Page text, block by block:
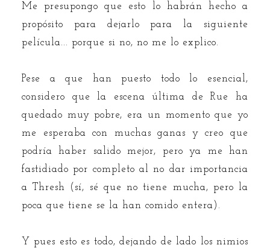
Me presupongo que esto lo habrán hecho a
propósito para dejarlo para la siguiente
película... porque si no, no me lo explico.
Pese a que han puesto todo lo esencial,
considero que la escena última de Rue ha
quedado muy pobre, era un momento que yo
me esperaba con muchas ganas y creo que
podría haber salido mejor, pero ya me han
fastidiado por completo al no dar importancia
a Thresh (sí, sé que no tiene mucha, pero la
poca que tiene se la han comido entera).
Y pues esto es todo, dejando de lado los nimios